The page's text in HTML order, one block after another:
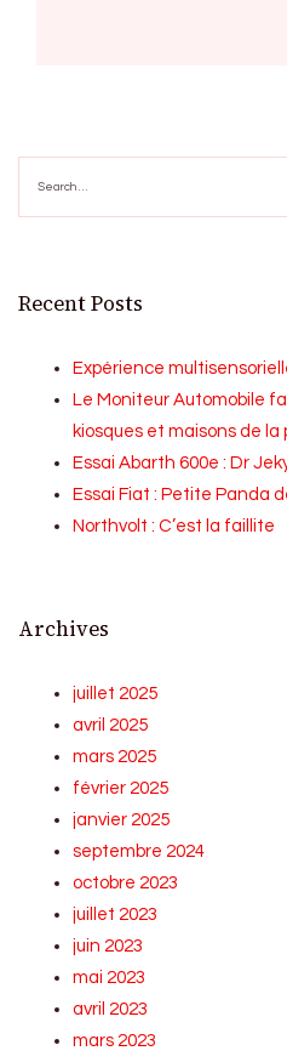
for:
Recent Posts
Expérience
Le Moniteur Automobile
kiosques et maisons de la
Essai Abarth 600e : Dr
Essai Fiat : Petite Panda
Northvolt : C’est la faillite
Archives
juillet 2025
avril 2025
mars 2025
février 2025
janvier 2025
septembre 2024
octobre 2023
juillet 2023
juin 2023
mai 2023
avril 2023
mars 2023